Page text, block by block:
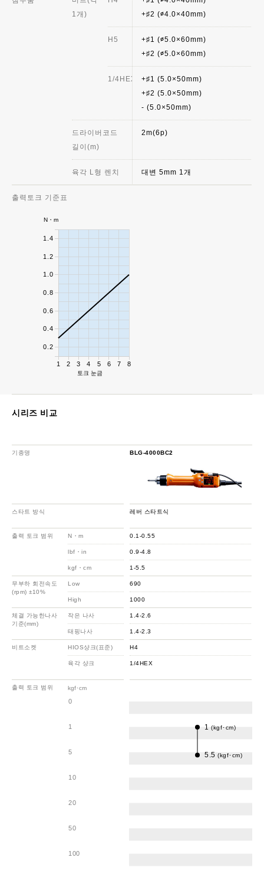
1개)
H5
1/4HEX
드라이버코드
길이(m)
육각 L형 렌치
출력토크 기준표
+♯2 (∅4.0×40mm)
+♯1 (∅5.0×60mm)
+♯2 (∅5.0×60mm)
+♯1 (5.0×50mm)
+♯2 (5.0×50mm)
- (5.0×50mm)
2m(6p)
대변 5mm 1개
1 2 3 4 5 6 7 8
토크 눈금
0.2
0.4
0.6
0.8
1.0
1.2
1.4
N・m
시리즈 비교
기종명
스타트 방식
출력 토크 범위 N・m
lbf・in
kgf・cm
무부하 회전속도
(rpm) ±10%
Low
High
체결 가능한나사
기준(mm)
작은 나사
태핑나사
비트소켓 HIOS샹크(표준)
육각 샹크
출력 토크 범위
0
1
5
10
20
50
100
kgf･cm
BLG-4000BC2
레버 스타트식
0.1-0.55
0.9-4.8
1-5.5
690
1000
1.4-2.6
1.4-2.3
H4
1/4HEX
1 (kgf･cm)
5.5 (kgf･cm)